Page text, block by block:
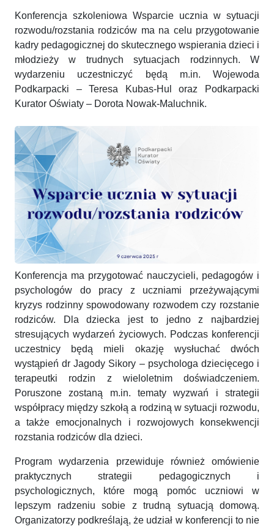
Konferencja szkoleniowa Wsparcie ucznia w sytuacji
rozwodu/rozstania rodziców ma na celu przygotowanie
kadry pedagogicznej do skutecznego wspierania dzieci i
młodzieży w trudnych sytuacjach rodzinnych. W
wydarzeniu uczestniczyć będą m.in. Wojewoda
Podkarpacki – Teresa Kubas-Hul oraz Podkarpacki
Kurator Oświaty – Dorota Nowak-Maluchnik.
Konferencja ma przygotować nauczycieli, pedagogów i
psychologów do pracy z uczniami przeżywającymi
kryzys rodzinny spowodowany rozwodem czy rozstanie
rodziców. Dla dziecka jest to jedno z najbardziej
stresujących wydarzeń życiowych. Podczas konferencji
uczestnicy będą mieli okazję wysłuchać dwóch
wystąpień dr Jagody Sikory – psychologa dziecięcego i
terapeutki rodzin z wieloletnim doświadczeniem.
Poruszone zostaną m.in. tematy wyzwań i strategii
współpracy między szkołą a rodziną w sytuacji rozwodu,
a także emocjonalnych i rozwojowych konsekwencji
rozstania rodziców dla dzieci.
Program wydarzenia przewiduje również omówienie
praktycznych strategii pedagogicznych i
psychologicznych, które mogą pomóc uczniowi w
lepszym radzeniu sobie z trudną sytuacją domową.
Organizatorzy podkreślają, że udział w konferencji to nie